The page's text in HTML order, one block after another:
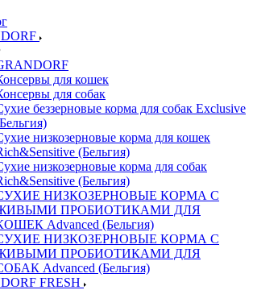
для кошек
для собак
беззерновые корма для собак Exclusive
низкозерновые корма для кошек
(Бельгия)
низкозерновые корма для собак
(Бельгия)
НИЗКОЗЕРНОВЫЕ КОРМА С
ПРОБИОТИКАМИ ДЛЯ
Advanced (Бельгия)
НИЗКОЗЕРНОВЫЕ КОРМА С
ПРОБИОТИКАМИ ДЛЯ
Advanced (Бельгия)
FRESH